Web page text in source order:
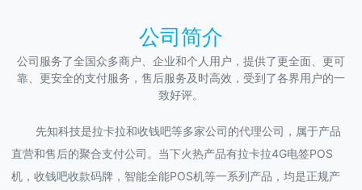
公司简介
公司服务了全国众多商户、企业和个人用户，提供了更全面、更可
靠、更安全的支付服务，售后服务及时高效，受到了各界用户的一
致好评。
先知科技是拉卡拉和收钱吧等多家公司的代理公司，属于产品
直营和售后的聚合支付公司。当下火热产品有拉卡拉4G电签POS
机，收钱吧收款码牌，智能全能POS机等一系列产品，均是正规产